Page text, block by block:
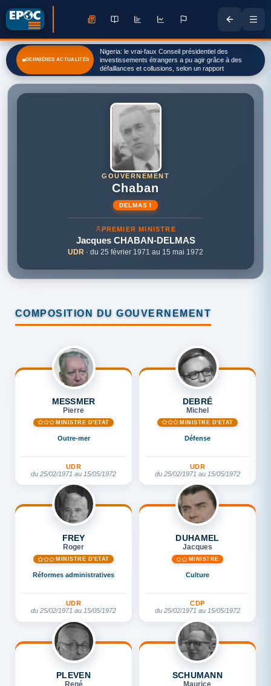
DERNIÈRES ACTUALITÉS
Nigeria: le vrai-faux Conseil présidentiel des
investissements étrangers a pu agir grâce à des
défaillances et collusions, selon un rapport
GOUVERNEMENT
Chaban
DELMAS I
PREMIER MINISTRE
Jacques CHABAN-DELMAS
UDR · du 25 février 1971 au 15 mai 1972
COMPOSITION DU GOUVERNEMENT
MESSMER
Pierre
MINISTRE D'ETAT
Outre-mer
UDR
du 25/02/1971 au 15/05/1972
DEBRÉ
Michel
MINISTRE D'ETAT
Défense
UDR
du 25/02/1971 au 15/05/1972
FREY
Roger
MINISTRE D'ETAT
Réformes administratives
UDR
du 25/02/1971 au 15/05/1972
DUHAMEL
Jacques
MINISTRE
Culture
CDP
du 25/02/1971 au 15/05/1972
PLEVEN
René
SCHUMANN
Maurice